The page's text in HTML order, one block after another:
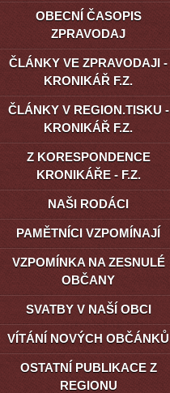
OBECNÍ ČASOPIS
ZPRAVODAJ
ČLÁNKY VE ZPRAVODAJI -
KRONIKÁŘ F.Z.
ČLÁNKY V REGION.TISKU -
KRONIKÁŘ F.Z.
Z KORESPONDENCE
KRONIKÁŘE - F.Z.
NAŠI RODÁCI
PAMĚTNÍCI VZPOMÍNAJÍ
VZPOMÍNKA NA ZESNULÉ
OBČANY
SVATBY V NAŠÍ OBCI
VÍTÁNÍ NOVÝCH OBČÁNKŮ
OSTATNÍ PUBLIKACE Z
REGIONU